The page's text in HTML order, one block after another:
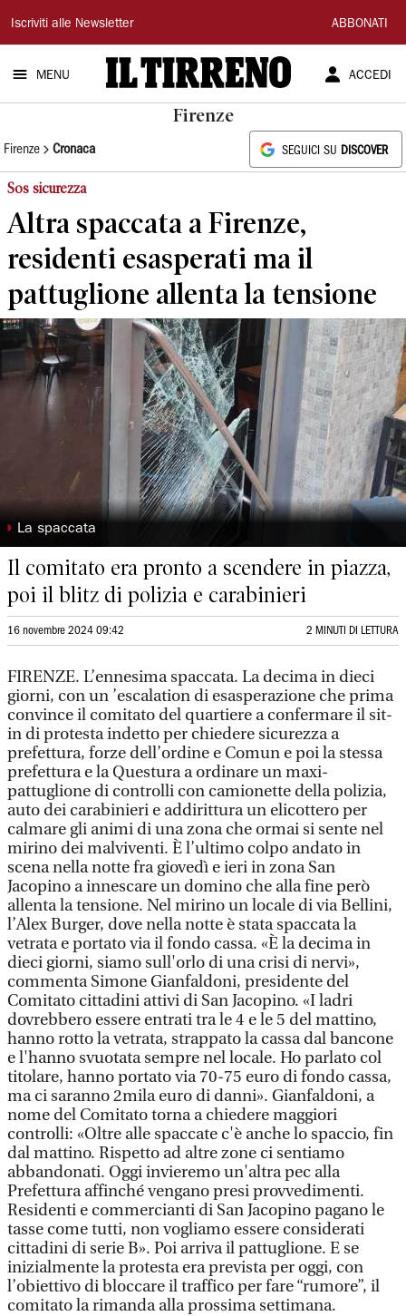
Il
Tirreno
Iscriviti alle Newsletter ABBONATI
MENU ACCEDI
Firenze
Firenze Cronaca SEGUICI SU DISCOVER
Sos sicurezza
Altra spaccata a Firenze,
residenti esasperati ma il
pattuglione allenta la tensione
◗ La spaccata
Il comitato era pronto a scendere in piazza,
poi il blitz di polizia e carabinieri
16 novembre 2024 09:42 2 MINUTI DI LETTURA
FIRENZE. L’ennesima spaccata. La decima in dieci
giorni, con un ’escalation di esasperazione che prima
convince il comitato del quartiere a confermare il sit-
in di protesta indetto per chiedere sicurezza a
prefettura, forze dell’ordine e Comun e poi la stessa
prefettura e la Questura a ordinare un maxi-
pattuglione di controlli con camionette della polizia,
auto dei carabinieri e addirittura un elicottero per
calmare gli animi di una zona che ormai si sente nel
mirino dei malviventi. È l’ultimo colpo andato in
scena nella notte fra giovedì e ieri in zona San
Jacopino a innescare un domino che alla fine però
allenta la tensione. Nel mirino un locale di via Bellini,
l’Alex Burger, dove nella notte è stata spaccata la
vetrata e portato via il fondo cassa. «È la decima in
dieci giorni, siamo sull'orlo di una crisi di nervi»,
commenta Simone Gianfaldoni, presidente del
Comitato cittadini attivi di San Jacopino. «I ladri
dovrebbero essere entrati tra le 4 e le 5 del mattino,
hanno rotto la vetrata, strappato la cassa dal bancone
e l'hanno svuotata sempre nel locale. Ho parlato col
titolare, hanno portato via 70-75 euro di fondo cassa,
ma ci saranno 2mila euro di danni». Gianfaldoni, a
nome del Comitato torna a chiedere maggiori
controlli: «Oltre alle spaccate c'è anche lo spaccio, fin
dal mattino. Rispetto ad altre zone ci sentiamo
abbandonati. Oggi invieremo un'altra pec alla
Prefettura affinché vengano presi provvedimenti.
Residenti e commercianti di San Jacopino pagano le
tasse come tutti, non vogliamo essere considerati
cittadini di serie B». Poi arriva il pattuglione. E se
inizialmente la protesta era prevista per oggi, con
l’obiettivo di bloccare il traffico per fare “rumore”, il
comitato la rimanda alla prossima settimana.